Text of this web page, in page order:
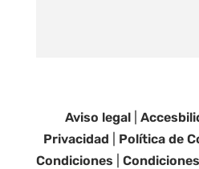
Aviso legal |
Privacidad
Política de
Condiciones |